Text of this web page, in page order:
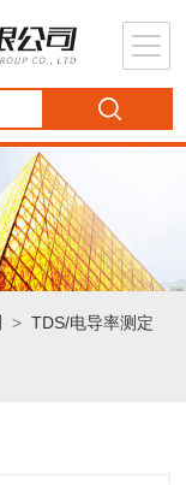
>TDS/电导率测定